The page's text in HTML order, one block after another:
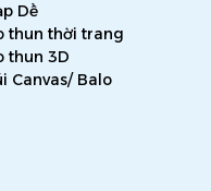
Dề
thun thời trang
thun 3D
Canvas/ Balo